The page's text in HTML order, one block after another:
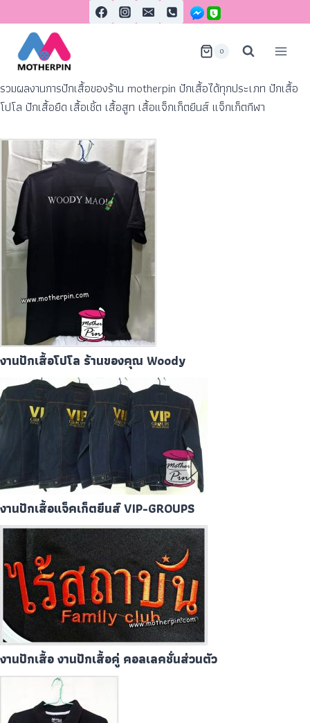
0
รวมผลงานการปักเสื้อของร้าน motherpin ปักเสื้อได้ทุกประเภท ปักเสื้อ
โปโล ปักเสื้อยืด เสื้อเชิ้ต เสื้อสูท เสื้อแจ็กเก็ตยีนส์ แจ็กเก็ตกีฬา
งานปักเสื้อโปโล ร้านของคุณ Woody
งานปักเสื้อแจ็คเก็ตยีนส์ VIP-GROUPS
งานปักเสื้อ งานปักเสื้อคู่ คอลเลคชั่นส่วนตัว